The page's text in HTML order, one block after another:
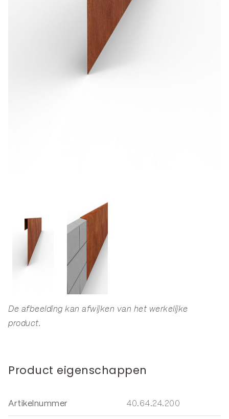
De afbeelding kan afwijken van het werkelijke
product.
Product eigenschappen
Artikelnummer 40.64.24.200